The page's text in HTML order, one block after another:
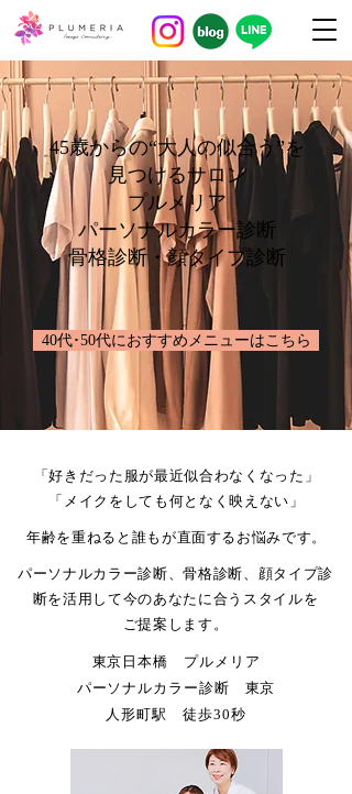
​45歳からの“大人の似合う”を
見つけるサロン​
プルメリア
パーソナルカラー診断
骨格診断・顔タイプ診断
40代･50代におすすめメニューはこちら
「好きだった服が最近似合わなくなった」
「メイクをしても何となく映えない」
年齢を重ねると誰もが直面するお悩みです。
パーソナルカラー診断、骨格診断、顔タイプ診
断を活用して今のあなたに合うスタイルを
ご提案します。
東京日本橋 プルメリア
​パーソナルカラー診断 東京
​人形町駅 徒歩30秒